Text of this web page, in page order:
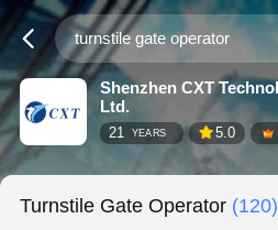
Shenzhen CXT
Ltd.
21 YEARS 5.0
Turnstile Gate Operator (120)